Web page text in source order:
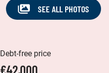
SEE ALL PHOTOS
Debt-free price
€42,000